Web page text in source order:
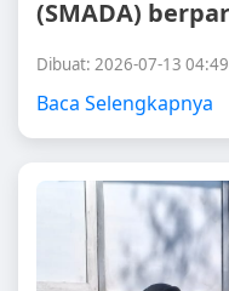
(SMADA)
Dibuat: 2026-07-13
Baca Selengkapnya